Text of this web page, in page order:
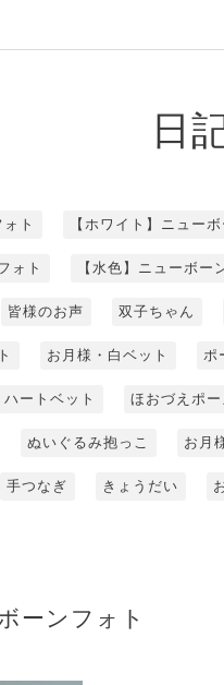
日
ト 【ホワイト】ニュー
ォト 【水色】ニューボー
皆様のお声 双子ちゃん
お月様・白ベット ポ
ハートベット ほおづえポー
ぬいぐるみ抱っこ お月
手つなぎ きょうだい
ーンフォト